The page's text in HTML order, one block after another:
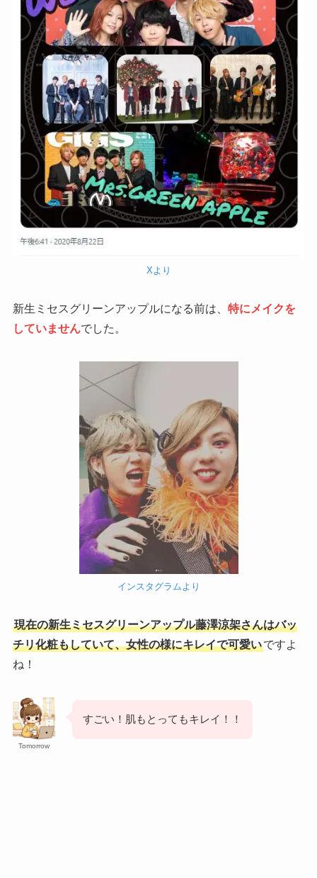
Xより
新生ミセスグリーンアップルになる前は、 特にメイクを
していませんでした。
インスタグラムより
現在の新生ミセスグリーンアップル藤澤涼架さんはバッ
チリ化粧もしていて、女性の様にキレイで可愛いですよ
ね！
Tomorrow
すごい！肌もとってもキレイ！！